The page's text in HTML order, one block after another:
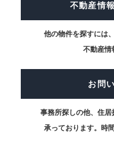
不動産情
他の物件を探すには
不動産情
お問
事務所探しの他、住
承っております。時